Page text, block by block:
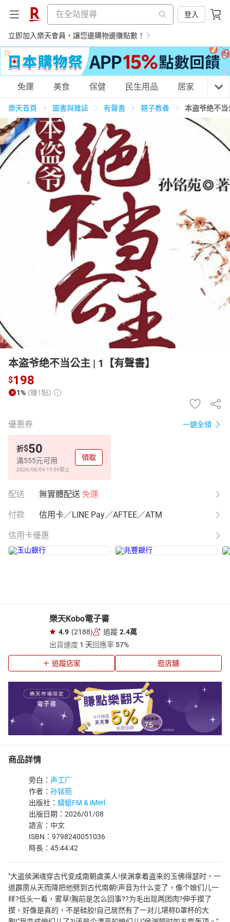
登入
立即加入樂天會員，讓您邊購物邊賺點數！
購物網分類
天天免運 美食蛋糕 養生保健
居家生活 3C家電 運動休閒 親子玩具
男裝 化妝保養 情趣用品
電子/紙本書
HOT
免運 美食 保健 民生用品 居家 3C
樂天首頁 圖書與雜誌 有聲書 親子教養 本盗爷绝不当
本盗爷绝不当公主 | 1【有聲書】
$198
1% (賺1點)
優惠券 一鍵全領
折$50
滿555元可用
2026/08/09 15:59截止
領取
配送 無實體配送 免運
付款 信用卡／LINE Pay／AFTEE／ATM
信用卡優惠
樂天Kobo電子書
4.9 (2188) 追蹤 2.4萬
出貨速度 1 天回應率57%
追蹤店家 逛店舖
商品詳情
旁白： 声工厂
作者： 孙铭苑
出版社： 蜻蜓FM & iMerl
出版日期：2026/01/08
語言：中文
ISBN：9798240051036
時長：45:44:42
"大盗侯渊魂穿古代变成南朝虞美人!侯渊拿着盗来的玉佛得瑟时，一
道霹雳从天而降把他劈到古代南朝!声音为什么变了，像个娘们儿一
样?低头一看，雾草!胸前是怎么回事??为毛出现两团肉?伸手摸了
摸，好像是真的，不是硅胶!自己居然有了一对儿堪称D罩杯的大